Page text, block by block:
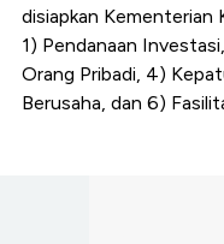
disiapkan Kementerian
1) Pendanaan
Orang Pribadi, 4)
Berusaha, dan 6)